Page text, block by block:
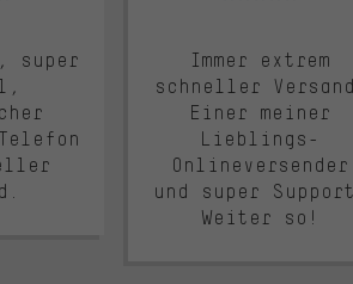
super
Immer extrem
schneller
Einer meiner
Lieblings-
Onlineversender
und super
Weiter so!